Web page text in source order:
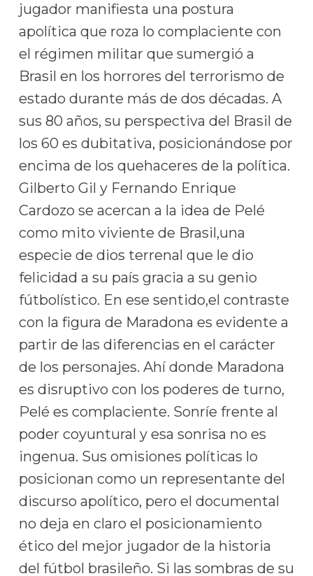
jugador manifiesta una postura
apolítica que roza lo complaciente con
el régimen militar que sumergió a
Brasil en los horrores del terrorismo de
estado durante más de dos décadas. A
sus 80 años, su perspectiva del Brasil de
los 60 es dubitativa, posicionándose por
encima de los quehaceres de la política.
Gilberto Gil y Fernando Enrique
Cardozo se acercan a la idea de Pelé
como mito viviente de Brasil,una
especie de dios terrenal que le dio
felicidad a su país gracia a su genio
fútbolístico. En ese sentido,el contraste
con la figura de Maradona es evidente a
partir de las diferencias en el carácter
de los personajes. Ahí donde Maradona
es disruptivo con los poderes de turno,
Pelé es complaciente. Sonríe frente al
poder coyuntural y esa sonrisa no es
ingenua. Sus omisiones políticas lo
posicionan como un representante del
discurso apolítico, pero el documental
no deja en claro el posicionamiento
ético del mejor jugador de la historia
del fútbol brasileño. Si las sombras de su